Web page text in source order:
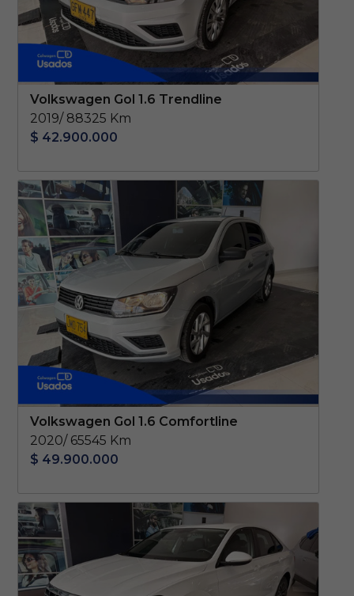
Volkswagen Gol 1.6 Trendline
2019/ 88325 Km
$ 42.900.000
Volkswagen Gol 1.6 Comfortline
2020/ 65545 Km
$ 49.900.000